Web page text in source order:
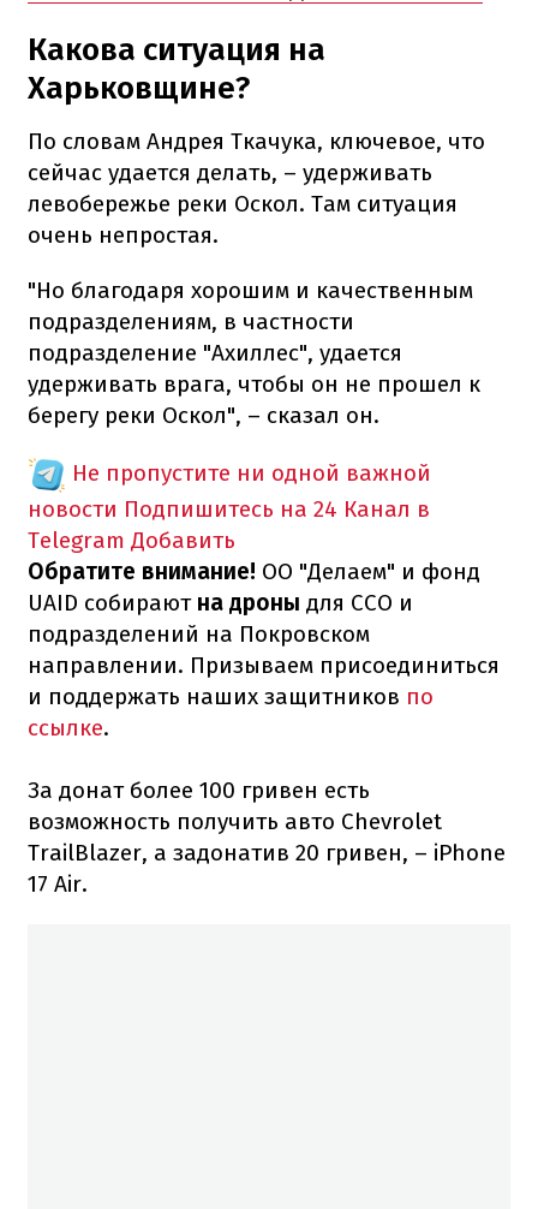
Какова ситуация на
Харьковщине?
По словам Андрея Ткачука, ключевое, что
сейчас удается делать, – удерживать
левобережье реки Оскол. Там ситуация
очень непростая.
"Но благодаря хорошим и качественным
подразделениям, в частности
подразделение "Ахиллес", удается
удерживать врага, чтобы он не прошел к
берегу реки Оскол", – сказал он.
Не пропустите ни одной важной
новости Подпишитесь на 24 Канал в
Telegram Добавить
Обратите внимание! ОО "Делаем" и фонд
UAID собирают на дроны для ССО и
подразделений на Покровском
направлении. Призываем присоединиться
и поддержать наших защитников по
ссылке.
За донат более 100 гривен есть
возможность получить авто Chevrolet
TrailBlazer, а задонатив 20 гривен, – iPhone
17 Air.